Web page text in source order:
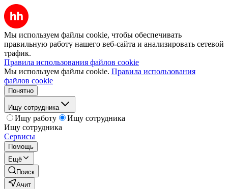
Мы используем файлы cookie, чтобы обеспечивать
правильную работу нашего веб-сайта и анализировать сетевой
трафик.
Правила использования файлов cookie
Мы используем файлы cookie. Правила использования
файлов cookie
Понятно
Ищу сотрудника
Ищу работу
Ищу сотрудника
Ищу сотрудника
Сервисы
Помощь
Ещё
Поиск
Ачит